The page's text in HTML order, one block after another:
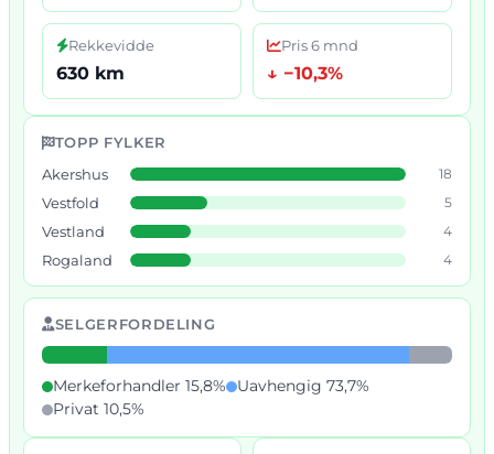
Rekkevidde
630 km
Pris 6 mnd
↓ −10,3%
TOPP FYLKER
Akershus
18
Vestfold 5
Vestland 4
Rogaland 4
SELGERFORDELING
Merkeforhandler 15,8%
Uavhengig 73,7%
Privat 10,5%